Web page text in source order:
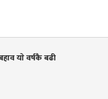
संरक्षणसँगै जीविकोपार्जनमा